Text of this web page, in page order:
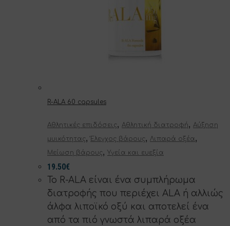
R-ALA 60 capsules
Αθλητικές επιδόσεις, Αθλητική διατροφή, Αύξηση
μυικότητας,Έλεγχος βάρους, Λιπαρά οξέα,
Μείωση βάρους, Υγεία και ευεξία
19.50€
To R-ALA είναι ένα συμπλήρωμα
διατροφής που περιέχει ALA ή αλλιώς
άλφα λιποϊκό οξύ και αποτελεί ένα
από τα πιό γνωστά λιπαρά οξέα